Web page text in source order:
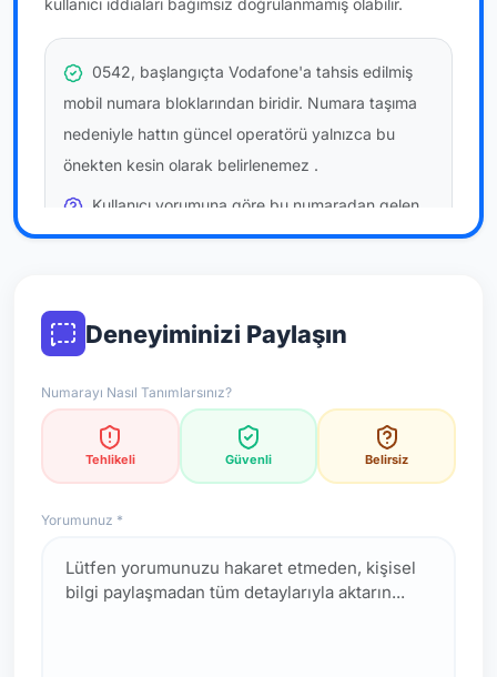
kullanıcı iddiaları bağımsız doğrulanmamış olabilir.
0542, başlangıçta Vodafone'a tahsis edilmiş
mobil numara bloklarından biridir. Numara taşıma
nedeniyle hattın güncel operatörü yalnızca bu
önekten kesin olarak belirlenemez .
Kullanıcı yorumuna göre bu numaradan gelen
çağrılaradaha az temkinli yaklaşılabilirönerilir; bu
resmi doğrulama niteliği taşımaz.
*Not: Değerlendirmeler onaylı kullanıcı yorumlarına göre
güncellenir.
Deneyiminizi Paylaşın
Numarayı Nasıl Tanımlarsınız?
Tehlikeli Güvenli Belirsiz
Yorumunuz *